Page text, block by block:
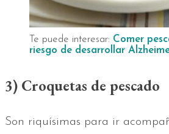
Te puede interesar: Comer
riesgo de desarrollar
3) Croquetas de pescado
Son riquísimas para ir